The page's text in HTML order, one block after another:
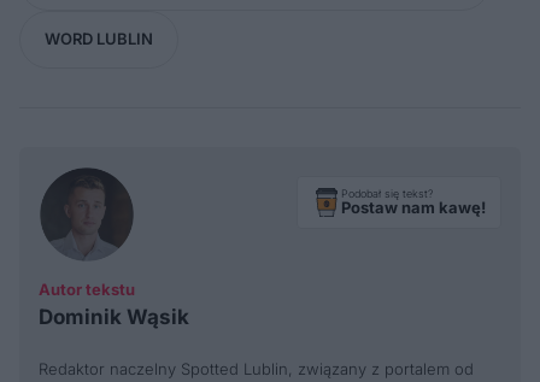
WORD LUBLIN
Autor tekstu
Dominik Wąsik
Podobał się tekst?
Postaw nam kawę!
Redaktor naczelny Spotted Lublin, związany z portalem od